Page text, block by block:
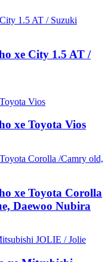
xe City 1.5 AT /
xe Toyota Vios
xe Toyota Corolla
Daewoo Nubira